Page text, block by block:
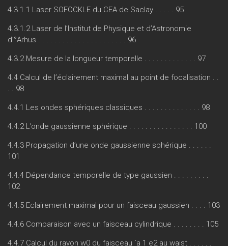
4.3.1.1 Laser SOFOCKLE du CEA de Saclay . . . . . 95
4.3.1.2 Laser de l’Institut de Physique et d’Astronomie
d’°Arhus . . . . . . . . . . . . . . . . . . . . . . 96
4.3.2 Mesure de la longueur temporelle . . . . . . . . . . . . . 97
4.4 Calcul de l’éclairement maximal au point de focalisation . .
. . 98
4.4.1 Les ondes sphériques classiques . . . . . . . . . . . . . . 98
4.4.2 L’onde gaussienne sphérique . . . . . . . . . . . . . . . . 100
4.4.3 Propagation d’une onde gaussienne sphérique . . . . . .
101
4.4.4 Dépendance temporelle de type gaussien . . . . . . . . .
102
4.4.5 Eclairement maximal pour un faisceau gaussien . . . . 103
4.4.6 Comparaison avec un faisceau cylindrique . . . . . . . . 105
4.4.7 Calcul du rayon w0 du faisceau `a 1 e2 au waist . . . . . .